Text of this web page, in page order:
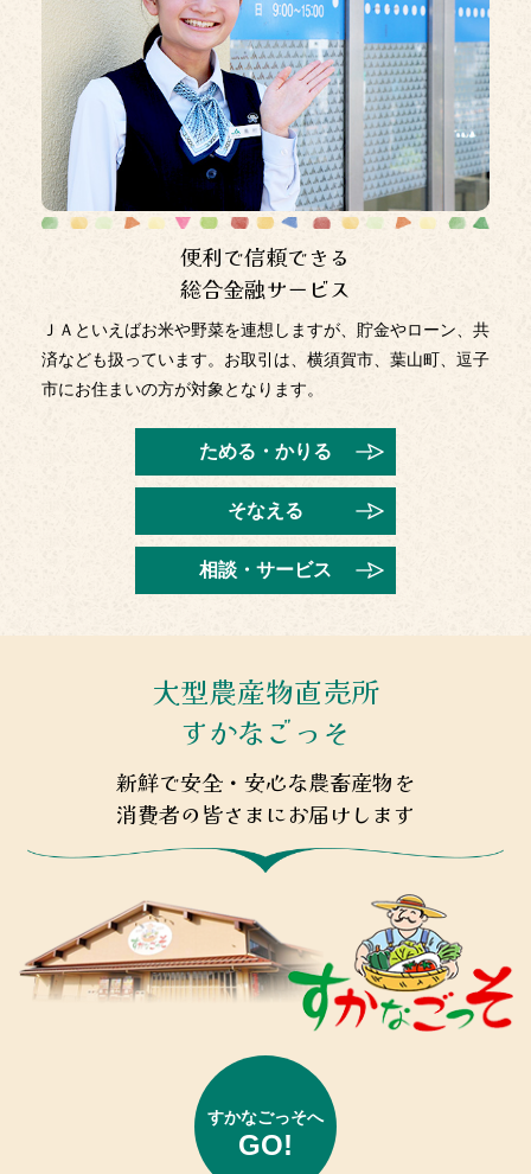
2025年11月14日
「お客さま本位の業務運営に関する取組方針」の改正につ
いて
2025年11月4日
「アンケートに答えてよこすか葉山の野菜を応援♪キャンペ
ーン」開催
2025年11月4日
アンケートに答えてよこすか葉山の野菜を応援♪キャンペー
2025年10月28日
令和8年度 農林施策要望のご案内
2025年10月28日
2025年10月23日
津久井浜観光農園『みかん狩り』開園中！
投信・国債窓販に関する約款の一部改正について
葉山３０周年農フェス」を開催！
11月4日(火)より2025ウィンターキャンペーン定期貯金が始
2025年10月9日
ンしました
2025年10月1日
貯金金利の改定について
システム更改に伴うサービス一時休止のお知らせについて
「ＪＡよこすか葉山３０周年 農フェス」を開催します
便利で信頼できる
総合金融サービス
ＪＡといえばお米や野菜を連想しますが、貯金やローン、共
済なども扱っています。お取引は、横須賀市、葉山町、逗子
市にお住まいの方が対象となります。
ためる・かりる
そなえる
相談・サービス
大型農産物直売所
すかなごっそ
新鮮で安全・安心な農畜産物を
消費者の皆さまにお届けします
すかなごっそへ
GO!